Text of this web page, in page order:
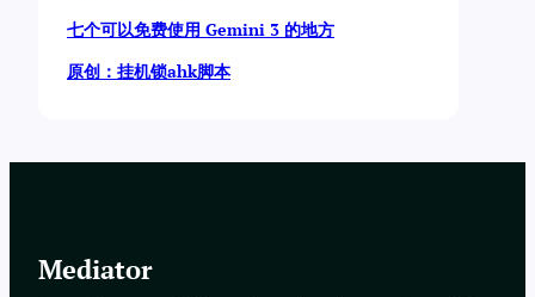
七个可以免费使用 Gemini 3 的地方
原创：挂机锁ahk脚本
Mediator